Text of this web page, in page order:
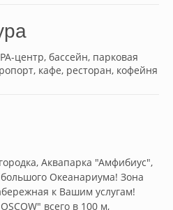
центр, бассейн, парковая
кафе, ресторан, кофейня
Океанариума! Зона
к Вашим услугам!
всего в 100 м,